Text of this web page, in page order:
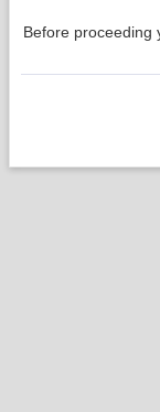
Before proceeding